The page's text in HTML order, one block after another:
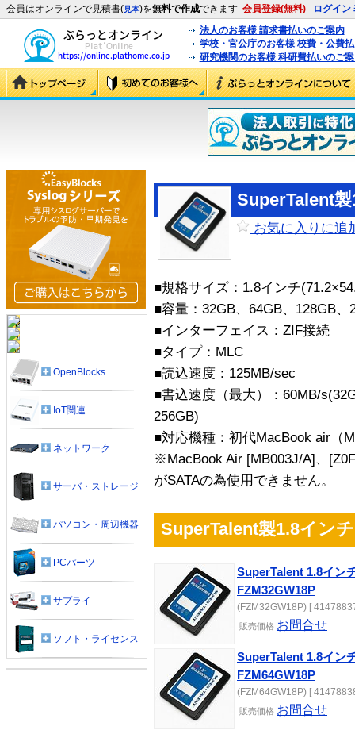
会員はオンラインで見積書(見本)を無料で作成できます 会員登録(無料) ログイン
法人のお客様 請求書払いのご案内
学校・官公庁のお客様 校費・公費
研究機関のお客様 科研費払いのご
SuperTalent
お気に入りに追
■規格サイズ：1.8インチ
■容量：32GB、64GB、128GB、
■インターフェイス：ZIF接続
■タイプ：MLC
■読込速度：125MB/sec
■書込速度（最大）：60MB/
256GB)
■対応機種：初代MacBook air（
※MacBook Air [MB003J/A]、
がSATAの為使用できません。
SuperTalent製1.8イン
SuperTalent 1.8イン
FZM32GW18P
(FZM32GW18P) [
販売価格 お問合せ
SuperTalent 1.8イン
FZM64GW18P
(FZM64GW18P) [
販売価格 お問合せ
OpenBlocks
IoT関連
ネットワーク
サーバ・ストレージ
パソコン・周辺機器
PCパーツ
サプライ
ソフト・ライセンス